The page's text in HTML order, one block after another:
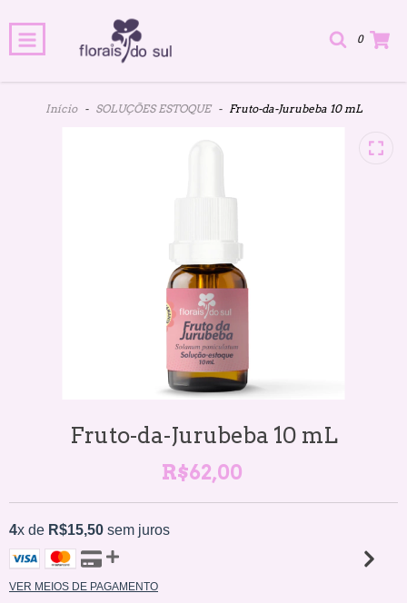
0
Início - SOLUÇÕES ESTOQUE - Fruto-da-Jurubeba 10 mL
Fruto-da-Jurubeba 10 mL
R$62,00
4x de R$15,50 sem juros
VER MEIOS DE PAGAMENTO